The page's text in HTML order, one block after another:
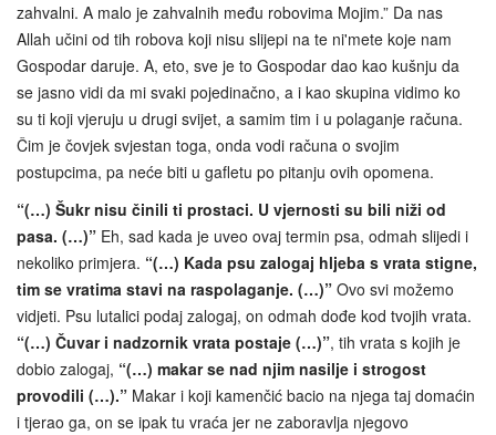
zahvalni. A malo je zahvalnih među robovima Mojim.” Da nas
Allah učini od tih robova koji nisu slijepi na te ni'mete koje nam
Gospodar daruje. A, eto, sve je to Gospodar dao kao kušnju da
se jasno vidi da mi svaki pojedinačno, a i kao skupina vidimo ko
su ti koji vjeruju u drugi svijet, a samim tim i u polaganje računa.
Čim je čovjek svjestan toga, onda vodi računa o svojim
postupcima, pa neće biti u gafletu po pitanju ovih opomena.
“(…) Šukr nisu činili ti prostaci. U vjernosti su bili niži od
pasa. (…)” Eh, sad kada je uveo ovaj termin psa, odmah slijedi i
nekoliko primjera. “(…) Kada psu zalogaj hljeba s vrata stigne,
tim se vratima stavi na raspolaganje. (…)” Ovo svi možemo
vidjeti. Psu lutalici podaj zalogaj, on odmah dođe kod tvojih vrata.
“(…) Čuvar i nadzornik vrata postaje (…)”, tih vrata s kojih je
dobio zalogaj, “(…) makar se nad njim nasilje i strogost
provodili (…).” Makar i koji kamenčić bacio na njega taj domaćin
i tjerao ga, on se ipak tu vraća jer ne zaboravlja njegovo